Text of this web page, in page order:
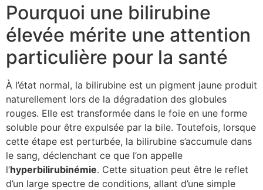
Pourquoi une bilirubine
élevée mérite une attention
particulière pour la santé
À l’état normal, la bilirubine est un pigment jaune produit
naturellement lors de la dégradation des globules
rouges. Elle est transformée dans le foie en une forme
soluble pour être expulsée par la bile. Toutefois, lorsque
cette étape est perturbée, la bilirubine s’accumule dans
le sang, déclenchant ce que l’on appelle
l’hyperbilirubinémie. Cette situation peut être le reflet
d’un large spectre de conditions, allant d’une simple